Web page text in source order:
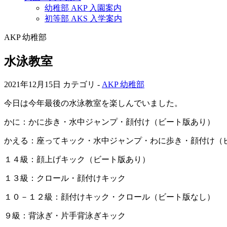
幼稚部 AKP 入園案内
初等部 AKS 入学案内
AKP 幼稚部
水泳教室
2021年12月15日 カテゴリ - AKP 幼稚部
今日は今年最後の水泳教室を楽しんでいました。
かに：かに歩き・水中ジャンプ・顔付け（ビート版あり）
かえる：座ってキック・水中ジャンプ・わに歩き・顔付け（
１４級：顔上げキック（ビート版あり）
１３級：クロール・顔付けキック
１０－１２級：顔付けキック・クロール（ビート版なし）
９級：背泳ぎ・片手背泳ぎキック